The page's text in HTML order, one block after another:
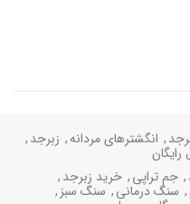
, انگشترهای مردانه, زبرجد,
رایگان
, جم تراپی, خرید زبرجد,
, سنگ درمانی, سنگ سبز ,